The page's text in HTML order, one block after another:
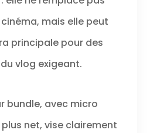
au centre du
cadre. Mise au
point rapide et
précise - Osmo
Pocket 3 se
verrouille sur
nettes et claires.
filmer des
mais elle peut
principale pour des
vlog exigeant.
bundle, avec micro
net, vise clairement